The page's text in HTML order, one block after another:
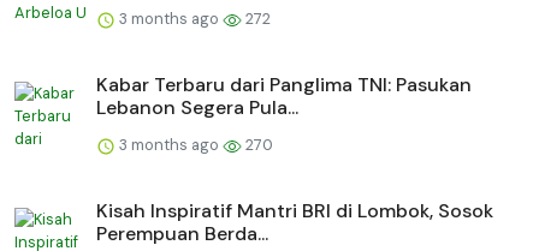
3 months ago 272
Kabar Terbaru dari Panglima TNI: Pasukan
Lebanon Segera Pula...
3 months ago 270
Kisah Inspiratif Mantri BRI di Lombok, Sosok
Perempuan Berda...